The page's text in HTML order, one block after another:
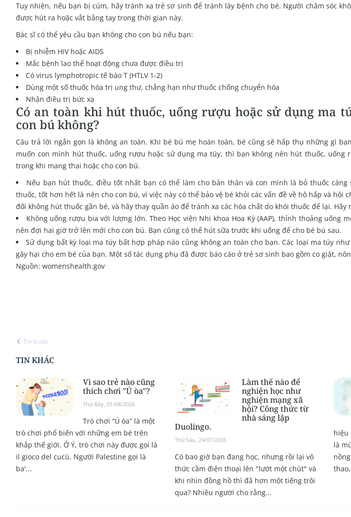
Tuy nhiên, nếu bạn bị cúm, hãy tránh xa trẻ sơ sinh để tránh lây bệnh cho bé. Người chăm sóc
được hút ra hoặc vắt bằng tay trong thời gian này.
Bác sĩ có thể yêu cầu bạn không cho con bú nếu bạn:
Bị nhiễm HIV hoặc AIDS
Mắc bệnh lao thể hoạt động chưa được điều trị
Có virus lymphotropic tế bào T (HTLV 1-2)
Dùng một số thuốc hóa trị ung thư, chẳng hạn như thuốc chống chuyển hóa
Nhận điều trị bức xạ
Có an toàn khi hút thuốc, uống rượu hoặc sử dụng ma
con bú không?
Câu trả lời ngắn gọn là không an toàn. Khi bé bú mẹ hoàn toàn, bé cũng sẽ hấp thụ những gì
muốn con mình hút thuốc, uống rượu hoặc sử dụng ma túy, thì bạn không nên hút thuốc, uống
trong khi mang thai hoặc cho con bú.
Nếu bạn hút thuốc, điều tốt nhất bạn có thể làm cho bản thân và con mình là bỏ thuốc
thuốc, tốt hơn hết là nên cho con bú, vì việc này có thể bảo vệ bé khỏi các vấn đề về hô hấp và hội
đối không hút thuốc gần bé, và hãy thay quần áo để tránh xa các hóa chất do khói thuốc để lại.
Không uống rượu bia với lượng lớn. Theo Học viện Nhi khoa Hoa Kỳ (AAP), thỉnh thoảng uống
nên đợi hai giờ trở lên mới cho con bú. Bạn cũng có thể hút sữa trước khi uống để cho bé bú sau.
Sử dụng bất kỳ loại ma túy bất hợp pháp nào cũng không an toàn cho bạn. Các loại ma túy như
gây hại cho em bé của bạn. Một số tác dụng phụ đã được báo cáo ở trẻ sơ sinh bao gồm co giật,
Nguồn: womenshealth.gov
Tin trước
TIN KHÁC
Vì sao trẻ nào cũng
thích chơi "Ú òa"?
Thứ Bảy, 01/08/2026
Trò chơi “Ú òa” là một
trò chơi phổ biến với những em bé trên
khắp thế giới. Ở Ý, trò chơi này được gọi là
il gioco del cucù. Người Palestine gọi là
ba'...
Làm thế nào để
nghiện học như
nghiện mạng xã
hội? Công thức từ
nhà sáng lập
Duolingo.
Thứ Sáu, 24/07/2026
Có bao giờ bạn đang học, nhưng rồi lại vô
thức cầm điện thoại lên "lướt một chút" và
khi nhìn đồng hồ thì đã hơn một tiếng trôi
qua? Nhiều người cho rằng...
hiệu
là